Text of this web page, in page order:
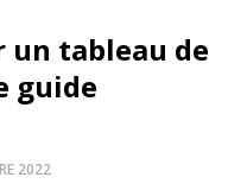
un tableau de
guide
2022